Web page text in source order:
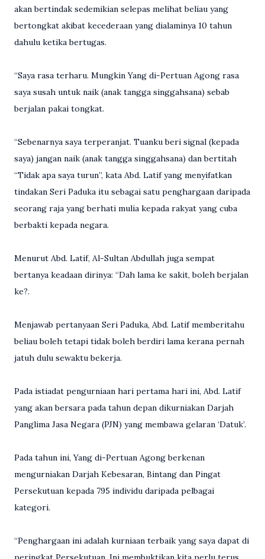
akan bertindak sedemikian selepas melihat beliau yang
bertongkat akibat kecederaan yang dialaminya 10 tahun
dahulu ketika bertugas.
“Saya rasa terharu. Mungkin Yang di-Pertuan Agong rasa
saya susah untuk naik (anak tangga singgahsana) sebab
berjalan pakai tongkat.
“Sebenarnya saya terperanjat. Tuanku beri signal (kepada
saya) jangan naik (anak tangga singgahsana) dan bertitah
“Tidak apa saya turun”, kata Abd. Latif yang menyifatkan
tindakan Seri Paduka itu sebagai satu penghargaan daripada
seorang raja yang berhati mulia kepada rakyat yang cuba
berbakti kepada negara.
Menurut Abd. Latif, Al-Sultan Abdullah juga sempat
bertanya keadaan dirinya: “Dah lama ke sakit, boleh berjalan
ke?.
Menjawab pertanyaan Seri Paduka, Abd. Latif memberitahu
beliau boleh tetapi tidak boleh berdiri lama kerana pernah
jatuh dulu sewaktu bekerja.
Pada istiadat pengurniaan hari pertama hari ini, Abd. Latif
yang akan bersara pada tahun depan dikurniakan Darjah
Panglima Jasa Negara (PJN) yang membawa gelaran ‘Datuk’.
Pada tahun ini, Yang di-Pertuan Agong berkenan
mengurniakan Darjah Kebesaran, Bintang dan Pingat
Persekutuan kepada 795 individu daripada pelbagai
kategori.
“Penghargaan ini adalah kurniaan terbaik yang saya dapat di